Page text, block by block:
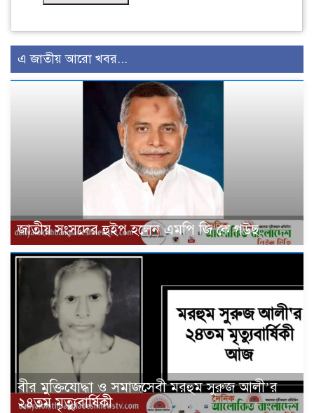
এ জাতীয় আরো খবর...
জাতীয় সংসদের হুইপ হলেন এমপি জি কে গউছ
বীর মুক্তিযোদ্ধা ও সমাজসেবী মরহুম সুরুজ আলী’র
২৪তম মৃত্যুবার্ষিকী